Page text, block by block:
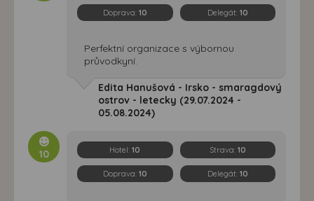
Doprava: 10 Delegát: 10
Perfektní organizace s výbornou
průvodkyní.
Edita Hanušová - Irsko - smaragdový
ostrov - letecky (29.07.2024 -
05.08.2024)
10 Hotel:10 Strava: 10
Doprava: 10 Delegát: 10